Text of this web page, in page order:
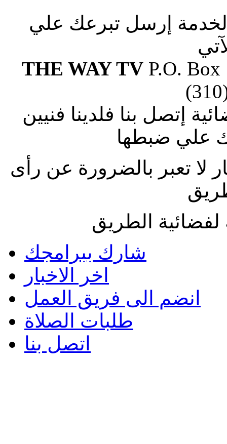
إرسل تبرعك علي
THE WAY TVP.O. Box
إتصل بنا فلدينا فنيين
علي ضبطها
لا تعبر بالضرورة عن رأى
الطريق
شارك ببرامجك
اخر الاخبار
انضم الى فريق العمل
طلبات الصلاة
اتصل بنا